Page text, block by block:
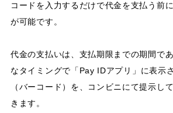
コードを入力するだけで代金を支払う前
が可能です。
代金の支払いは、支払期限までの期間で
なタイミングで「Pay IDアプリ」に表示
（バーコード）を、コンビニにて提示し
きます。